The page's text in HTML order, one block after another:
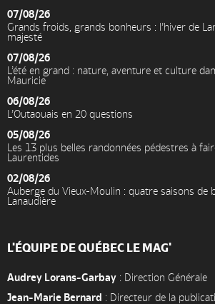
07/08/26
Grands froids, grands bonheurs : l’hiver de
majesté
07/08/26
L’été en grand : nature, aventure et culture
Mauricie
06/08/26
L’Outaouais en 20 questions
05/08/26
Les 13 plus belles randonnées pédestres à
Laurentides
02/08/26
Auberge du Vieux-Moulin : quatre saisons
Lanaudière
L'ÉQUIPE DE QUÉBEC LE MAG'
Audrey Lorans-Garbay : Direction Générale
Jean-Marie Bernard : Directeur de la